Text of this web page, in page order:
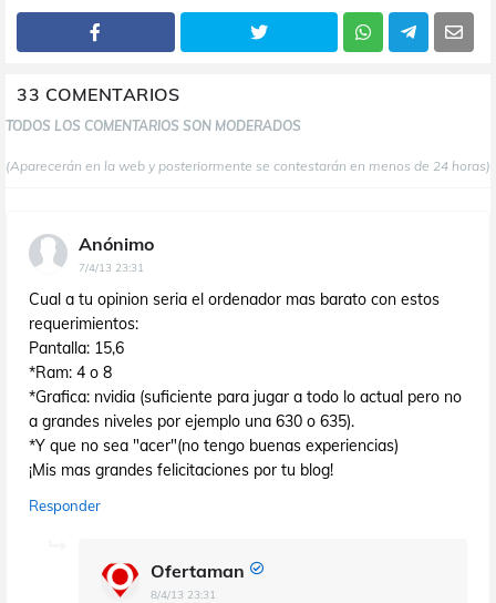
33 COMENTARIOS
TODOS LOS COMENTARIOS SON MODERADOS
(Aparecerán en la web y posteriormente se contestarán en menos de 24 horas)
Anónimo
7/4/13 23:31
Cual a tu opinion seria el ordenador mas barato con estos
requerimientos:
Pantalla: 15,6
*Ram: 4 o 8
*Grafica: nvidia (suficiente para jugar a todo lo actual pero no
a grandes niveles por ejemplo una 630 o 635).
*Y que no sea "acer"(no tengo buenas experiencias)
¡Mis mas grandes felicitaciones por tu blog!
Responder
Ofertaman
8/4/13 23:31